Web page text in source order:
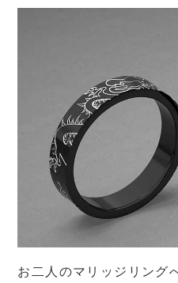
お二人のマリッジリング